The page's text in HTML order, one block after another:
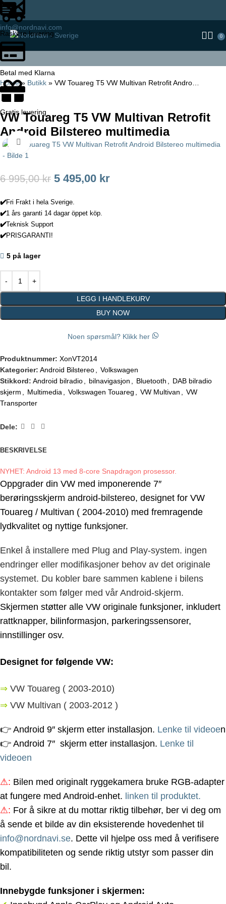
info@nordnavi.com
0
Raskere levering
Betal med Klarna
Gratis levering
Home» Butikk » VW Touareg T5 VW Multivan Retrofit Andro…
VW Touareg T5 VW Multivan Retrofit
Android Bilstereo multimedia
Click to enlarge
6 995,00kr 5 495,00 kr
✔️Fri Frakt i hela Sverige.
✔️1 års garanti 14 dagar öppet köp.
✔️Teknisk Support
✔️PRISGARANTI!
5 på lager
LEGG I HANDLEKURV
BUY NOW
Noen spørsmål? Klikk her
Produktnummer: XonVT2014
Kategorier: Android Bilstereo
Volkswagen
Stikkord: Android bilradio bilnavigasjon Bluetooth
DAB bilradio
skjerm
Multimedia Volkswagen Touareg VW Multivan
VW
Transporter
Dele:
BESKRIVELSE
NYHET: Android 13 med 8-core Snapdragon prosessor.
Oppgrader din VW med imponerende 7″
berøringsskjerm android-bilstereo, designet for VW
Touareg / Multivan ( 2004-2010) med fremragende
lydkvalitet og nyttige funksjoner.
Enkel å installere med Plug and Play-system. ingen
endringer eller modifikasjoner behov av det originale
systemet. Du kobler bare sammen kablene i bilens
kontakter som følger med vår Android-skjerm.
Skjermen støtter alle VW originale funksjoner, inkludert
rattknapper, bilinformasjon, parkeringssensorer,
innstillinger osv.
Designet for følgende VW:
⇒ VW Touareg ( 2003-2010)
⇒ VW Multivan ( 2003-2012 )
👉 Android 9″ skjerm etter installasjon. Lenke til videoen
👉 Android 7″ skjerm etter installasjon. Lenke til
videoen
⚠: Bilen med originalt ryggekamera bruke RGB-adapter
at fungere med Android-enhet. linken til produktet.
⚠: For å sikre at du mottar riktig tilbehør, ber vi deg om
å sende et bilde av din eksisterende hovedenhet til
info@nordnavi.se. Dette vil hjelpe oss med å verifisere
kompatibiliteten og sende riktig utstyr som passer din
bil.
Innebygde funksjoner i skjermen: